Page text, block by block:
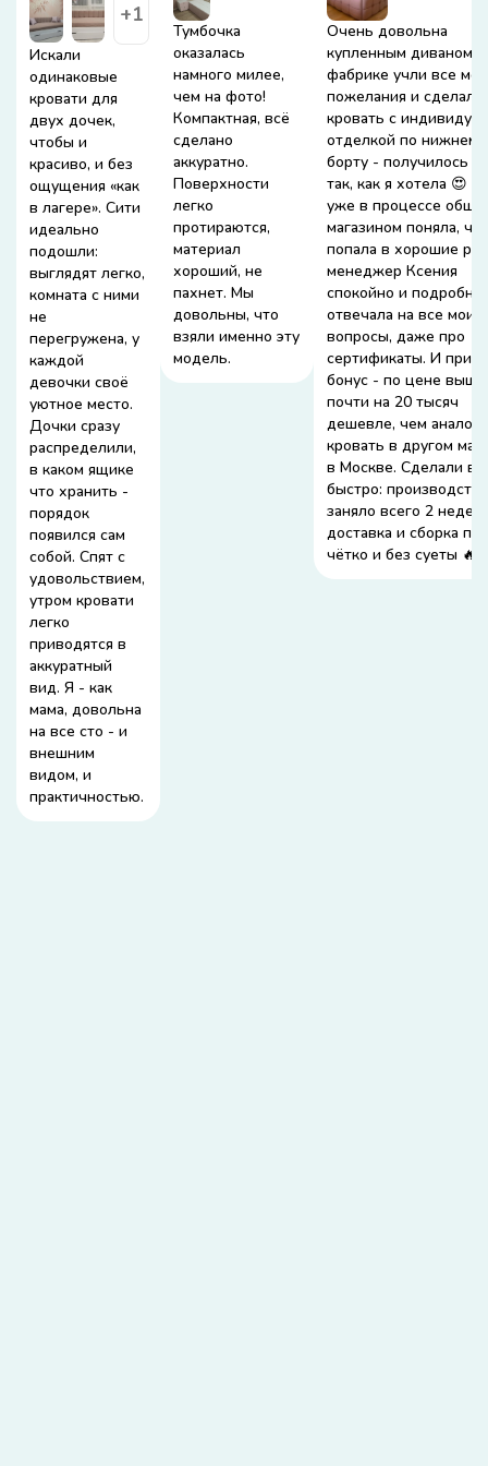
+1
Искали
одинаковые
кровати для
двух дочек,
чтобы и
красиво, и без
ощущения «как
в лагере». Сити
идеально
подошли:
выглядят легко,
комната с ними
не
перегружена, у
каждой
девочки своё
уютное место.
Дочки сразу
распределили,
в каком ящике
что хранить -
порядок
появился сам
собой. Спят с
удовольствием,
утром кровати
легко
приводятся в
аккуратный
вид. Я - как
мама, довольна
на все сто - и
внешним
видом, и
практичностью.
Тумбочка
оказалась
намного милее,
чем на фото!
Компактная, всё
сделано
аккуратно.
Поверхности
легко
протираются,
материал
хороший, не
пахнет. Мы
довольны, что
взяли именно эту
модель.
Очень довольна
купленным диваном.
фабрике учли все мои
пожелания и сделали
кровать с
отделкой по нижнему
борту - получилось
так, как я хотела 😍
уже в процессе
магазином поняла, что
попала в хорошие
менеджер Ксения
спокойно и подробно
отвечала на все мои
вопросы, даже про
сертификаты. И
бонус - по цене
почти на 20 тысяч
дешевле, чем
кровать в другом
в Москве. Сделали
быстро: производство
заняло всего 2
доставка и сборка
чётко и без суеты 🔥